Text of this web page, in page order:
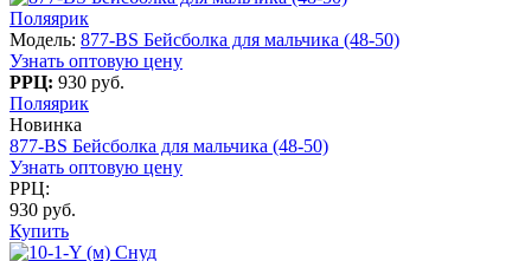
Поляярик
Модель: 877-BS Бейсболка для мальчика (48-50)
Узнать оптовую цену
РРЦ: 930 руб.
Поляярик
Новинка
877-BS Бейсболка для мальчика (48-50)
Узнать оптовую цену
РРЦ:
930 руб.
Купить